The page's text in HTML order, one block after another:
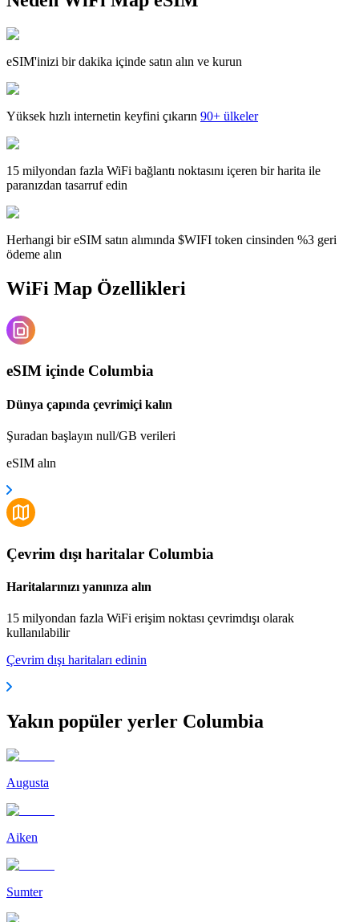
eSIM'inizi bir dakika içinde satın alın ve kurun
Yüksek hızlı internetin keyfini çıkarın 90+ ülkeler
15 milyondan fazla WiFi bağlantı noktasını içeren bir harita ile
paranızdan tasarruf edin
Herhangi bir eSIM satın alımında $WIFI token cinsinden %3 geri
ödeme alın
WiFi Map Özellikleri
eSIM içinde Columbia
Dünya çapında çevrimiçi kalın
Şuradan başlayın null/GB verileri
eSIM alın
Çevrim dışı haritalar Columbia
Haritalarınızı yanınıza alın
15 milyondan fazla WiFi erişim noktası çevrimdışı olarak
kullanılabilir
Çevrim dışı haritaları edinin
Yakın popüler yerler Columbia
Augusta
Aiken
Sumter